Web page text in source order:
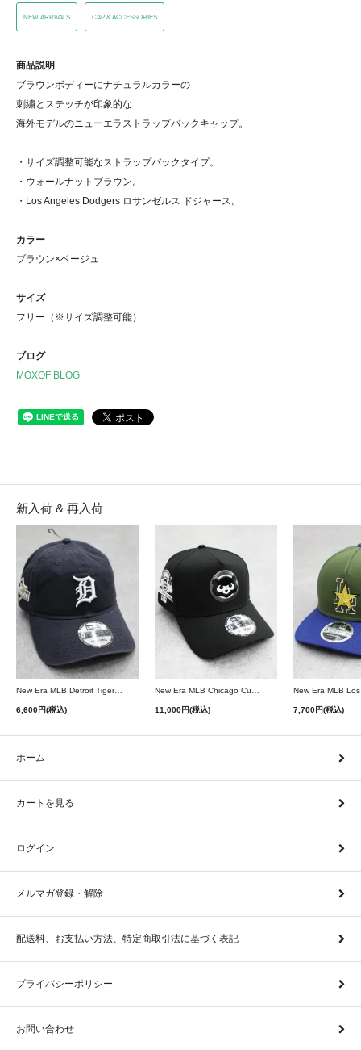
NEW ARRIVALS CAP & ACCESSORIES
商品説明
ブラウンボディーにナチュラルカラーの
刺繍とステッチが印象的な
海外モデルのニューエラストラップバックキャップ。
・サイズ調整可能なストラップバックタイプ。
・ウォールナットブラウン。
・Los Angeles Dodgers ロサンゼルス ドジャース。
カラー
ブラウン×ベージュ
サイズ
フリー（※サイズ調整可能）
ブログ
MOXOF BLOG
新入荷 & 再入荷
New Era MLB Detroit Tigers Postseason 9Twenty Strapback Cap - Navy
6,600円(税込) 11,000円(税込) 7,700円(税込)
ホーム
カートを見る
ログイン
メルマガ登録・解除
配送料、お支払い方法、特定商取引法に基づく表記
プライバシーポリシー
お問い合わせ